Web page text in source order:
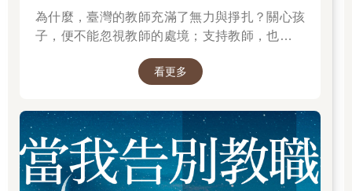
為什麼，臺灣的教師充滿了無力與掙扎？關心孩
子，便不能忽視教師的處境；支持教師，也就是
看更多